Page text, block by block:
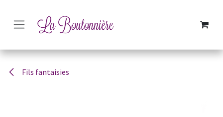
Fils fantaisies